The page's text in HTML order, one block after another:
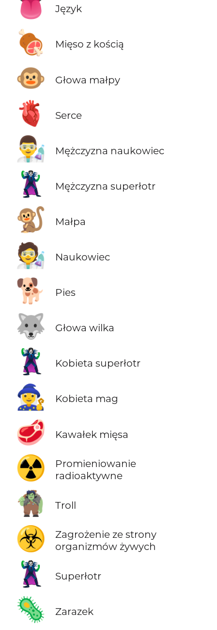
👅 Język
🍖 Mięso z kością
🐵 Głowa małpy
🫀 Serce
👨‍🔬 Mężczyzna naukowiec
🦹‍♂️ Mężczyzna superłotr
🐒 Małpa
🧑‍🔬 Naukowiec
🐕 Pies
🐺 Głowa wilka
🦹‍♀️ Kobieta superłotr
🧙‍♀️ Kobieta mag
🥩 Kawałek mięsa
☢️
Promieniowanie
radioaktywne
🧌 Troll
☣️
Zagrożenie ze strony
organizmów żywych
🦹 Superłotr
🦠 Zarazek